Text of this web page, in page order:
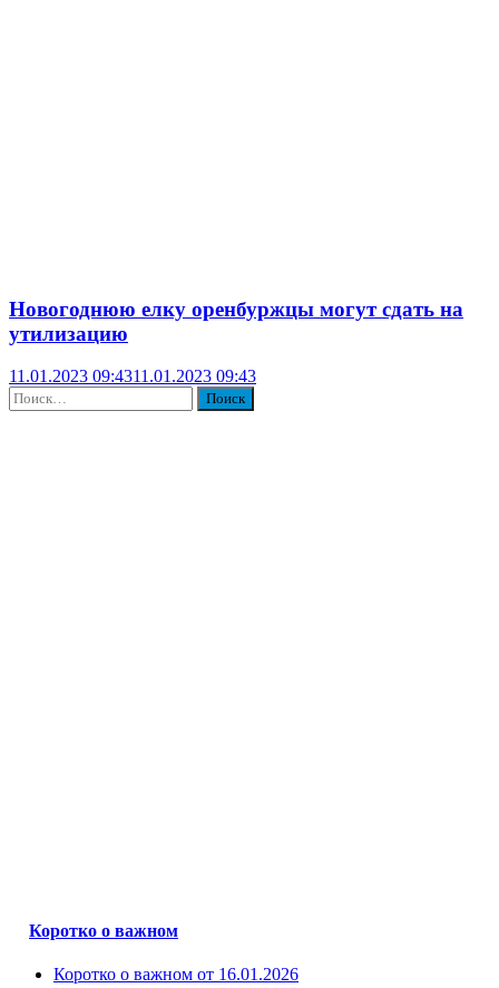
Новогоднюю елку оренбуржцы могут сдать на
утилизацию
11.01.2023 09:4311.01.2023 09:43
Найти:
Коротко о важном
Коротко о важном от 16.01.2026